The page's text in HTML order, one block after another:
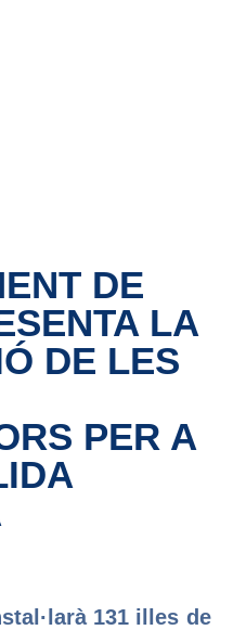
DE
LA
DE LES
PER A
131 illes de